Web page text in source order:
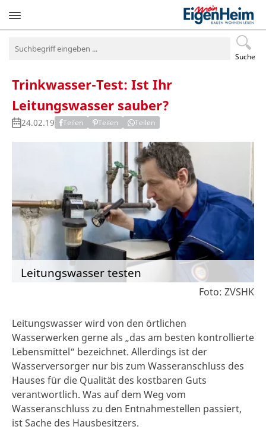
Suche
Navigation
Trinkwasser-Test: Ist Ihr
Leitungswasser sauber?
24.02.19 Teilen Teilen Teilen
Leitungswasser testen
Foto: ZVSHK
Leitungswasser wird von den örtlichen
Wasserwerken gerne als „das am besten kontrollierte
Lebensmittel“ bezeichnet. Allerdings ist der
Wasserversorger nur bis zum Wasseranschluss des
Hauses für die Qualität des kostbaren Guts
verantwortlich. Was auf dem Weg vom
Wasseranschluss zu den Entnahmestellen passiert,
ist Sache des Hausbesitzers.